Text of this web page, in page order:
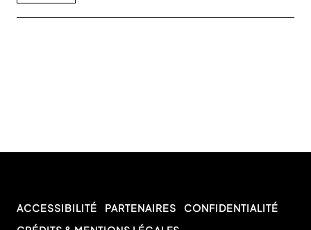
ACCESSIBILITÉ PARTENAIRES
CONFIDENTIALITÉ